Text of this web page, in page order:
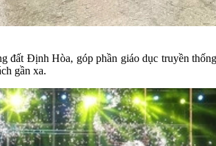
Định Hòa, góp phần giáo dục truyền
gần xa.